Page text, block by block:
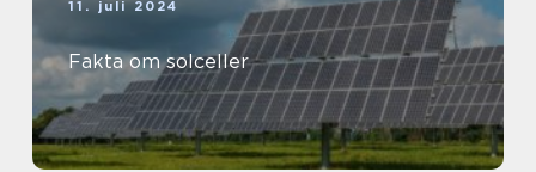
11. juli 2024
Fakta om solceller